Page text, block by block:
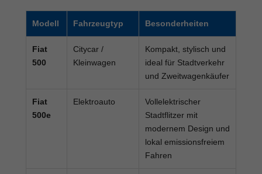
Modell Fahrzeugtyp Besonderheiten
Fiat
500
Citycar /
Kleinwagen
Kompakt, stylisch und
ideal für Stadtverkehr
und Zweitwagenkäufer
Fiat
500e
Elektroauto
Vollelektrischer
Stadtflitzer mit
modernem Design und
lokal emissionsfreiem
Fahren